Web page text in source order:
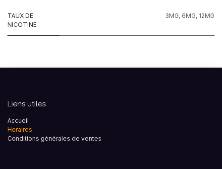
TAUX DE
NICOTINE
3MG, 6MG, 12MG
Liens utiles
Accueil
Horaires
Conditions générales de ventes